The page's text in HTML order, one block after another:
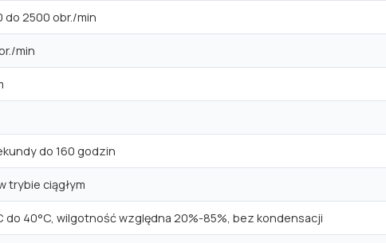
do 2500 obr./min
min
do 160 godzin
trybie ciągłym
do 40°C, wilgotność względna 20%-85%, bez kondensacji